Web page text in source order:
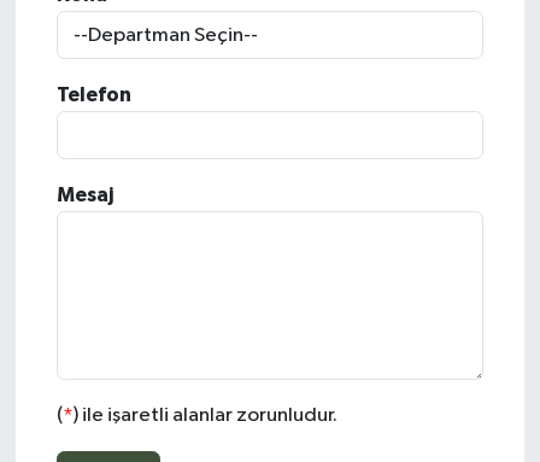
Telefon
Mesaj
(*) ile işaretli alanlar zorunludur.
Siyaset
Spor
Teknoloji